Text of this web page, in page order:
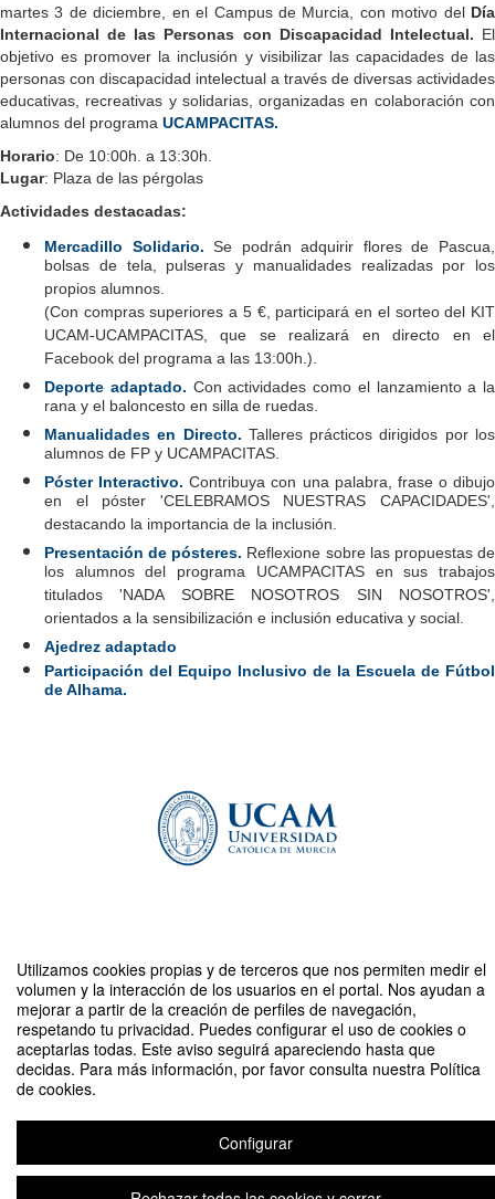
Utilizamos cookies propias y de terceros que nos permiten medir el
volumen y la interacción de los usuarios en el portal. Nos ayudan a
mejorar a partir de la creación de perfiles de navegación,
respetando tu privacidad. Puedes configurar el uso de cookies o
aceptarlas todas. Este aviso seguirá apareciendo hasta que
decidas. Para más información, por favor consulta nuestra Política
de cookies.
Configurar
martes 3 de diciembre, en el Campus de Murcia, con motivo del Día
Internacional de las Personas con Discapacidad Intelectual. El
objetivo es promover la inclusión y visibilizar las capacidades de las
personas con discapacidad intelectual a través de diversas actividades
educativas, recreativas y solidarias, organizadas en colaboración con
alumnos del programa UCAMPACITAS.
Horario: De 10:00h. a 13:30h.
Lugar: Plaza de las pérgolas
Actividades destacadas:
Mercadillo Solidario.Se podrán adquirir flores de Pascua,
bolsas de tela, pulseras y manualidades realizadas por los
propios alumnos.
(Con compras superiores a 5 €, participará en el sorteo del KIT
UCAM-UCAMPACITAS, que se realizará en directo en el
Facebook del programa a las 13:00h.).
Deporte adaptado. Con actividades como el lanzamiento a la
rana y el baloncesto en silla de ruedas.
Manualidades en Directo. Talleres prácticos dirigidos por los
alumnos de FP y UCAMPACITAS.
Póster Interactivo.Contribuya con una palabra, frase o dibujo
en el póster 'CELEBRAMOS NUESTRAS CAPACIDADES',
destacando la importancia de la inclusión.
Presentación de pósteres. Reflexione sobre las propuestas de
los alumnos del programa UCAMPACITAS en sus trabajos
titulados 'NADA SOBRE NOSOTROS SIN NOSOTROS',
orientados a la sensibilización e inclusión educativa y social.
Ajedrez adaptado
Participación del Equipo Inclusivo de la Escuela de Fútbol
de Alhama.
Compartir por email
Día Internacional de las Personas con Discapacidad Intelectual
Contacto Plataforma de organización de eventos Symposium